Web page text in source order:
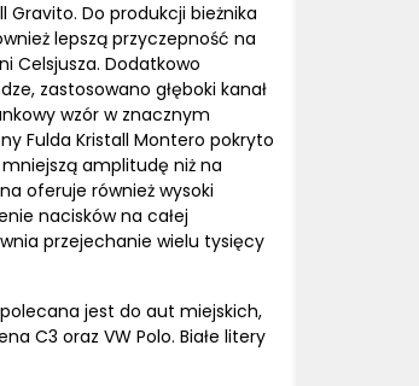
Gravito. Do produkcji bieżnika
lepszą przyczepność na
Celsjusza. Dodatkowo
zastosowano głęboki kanał
wzór w znacznym
Fulda Kristall Montero pokryto
amplitudę niż na
oferuje również wysoki
nacisków na całej
przejechanie wielu tysięcy
jest do aut miejskich,
C3 oraz VW Polo. Białe litery